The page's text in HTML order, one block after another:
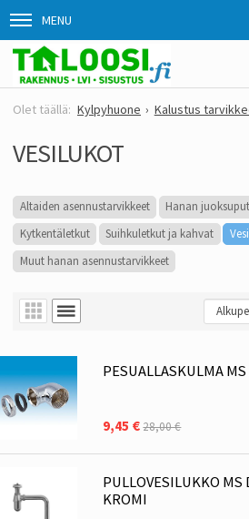
MENU
Kylpyhuone Kalustus
VESILUKOT
Altaiden asennustarvikkeet Hanan
Kytkentäletkut
Suihkuletkut ja kahvat
Muut hanan asennustarvikkeet
PESUALLASKULMA
9,45 €28,00 €
PULLOVESILUKKO MS
KROMI